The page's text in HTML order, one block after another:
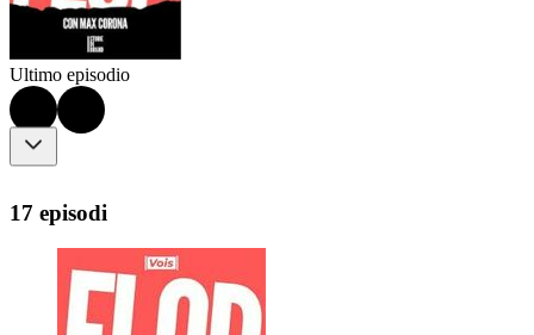
Ultimo episodio
17 episodi